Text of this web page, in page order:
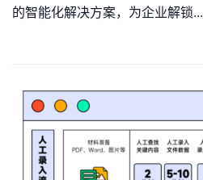
的智能化解决方案，为企业解锁...